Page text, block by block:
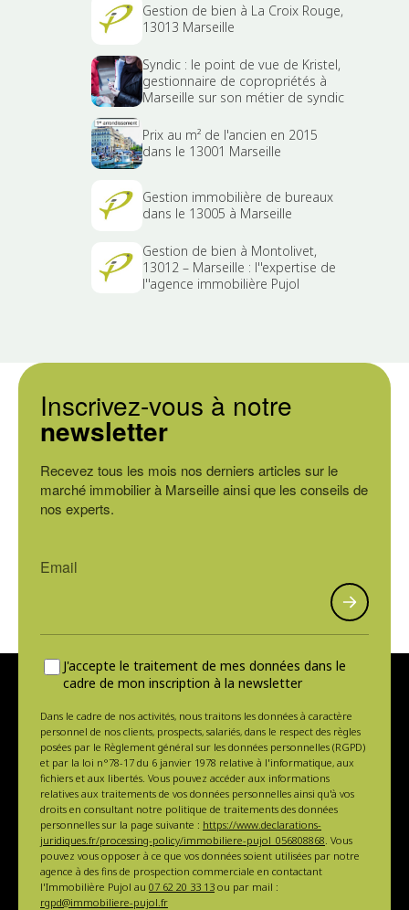
Gestion de bien à La Croix Rouge,
13013 Marseille
Syndic : le point de vue de Kristel,
gestionnaire de copropriétés à
Marseille sur son métier de syndic
Prix au m² de l'ancien en 2015
dans le 13001 Marseille
Gestion immobilière de bureaux
dans le 13005 à Marseille
Gestion de bien à Montolivet,
13012 – Marseille : l''expertise de
l''agence immobilière Pujol
Inscrivez-vous à notre
newsletter
Recevez tous les mois nos derniers articles sur le
marché immobilier à Marseille ainsi que les conseils de
nos experts.
J'accepte le traitement de mes données dans le
cadre de mon inscription à la newsletter
Dans le cadre de nos activités, nous traitons les données à caractère
personnel de nos clients, prospects, salariés, dans le respect des règles
posées par le Règlement général sur les données personnelles (RGPD)
et par la loi n°78-17 du 6 janvier 1978 relative à l'informatique, aux
fichiers et aux libertés. Vous pouvez accéder aux informations
relatives aux traitements de vos données personnelles ainsi qu'à vos
droits en consultant notre politique de traitements des données
personnelles sur la page suivante : https://www.declarations-
juridiques.fr/processing-policy/immobiliere-pujol_056808868 . Vous
pouvez vous opposer à ce que vos données soient utilisées par notre
agence à des fins de prospection commerciale en contactant
l'Immobilière Pujol au 07 62 20 33 13 ou par mail :
rgpd@immobiliere-pujol.fr